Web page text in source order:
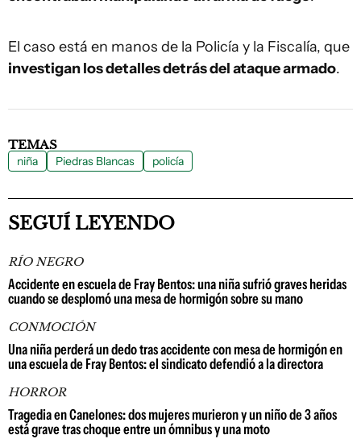
El caso está en manos de la Policía y la Fiscalía, que
investigan los detalles detrás del ataque armado.
TEMAS
niña Piedras Blancas policía
SEGUÍ LEYENDO
RÍO NEGRO
Accidente en escuela de Fray Bentos: una niña sufrió graves heridas
cuando se desplomó una mesa de hormigón sobre su mano
CONMOCIÓN
Una niña perderá un dedo tras accidente con mesa de hormigón en
una escuela de Fray Bentos: el sindicato defendió a la directora
HORROR
Tragedia en Canelones: dos mujeres murieron y un niño de 3 años
está grave tras choque entre un ómnibus y una moto